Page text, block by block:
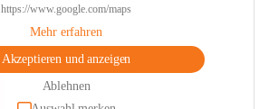
https://www.google.com/maps
Mehr erfahren
Akzeptieren und anzeigen
Ablehnen